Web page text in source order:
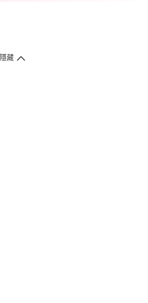
隱藏